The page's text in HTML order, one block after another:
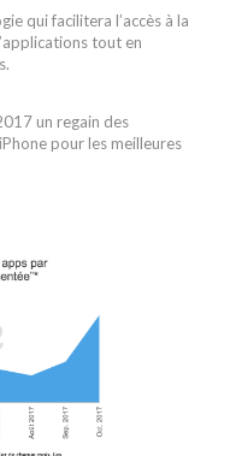
qui facilitera l’accès à la
tout en
un regain des
pour les meilleures